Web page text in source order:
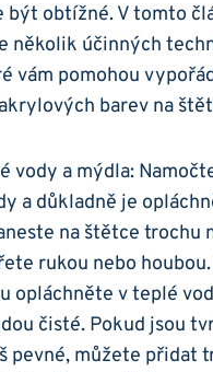
být obtížné. V tomto
několik účinných
vám pomohou
barev na
vody a mýdla:
a důkladně je
na štětce trochu‌
rukou nebo
opláchněte v teplé
čisté. Pokud jsou
pevné, můžete přidat